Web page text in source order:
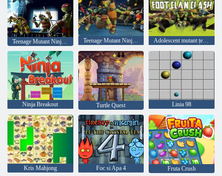
Teenage Mutant Ninja Turtles: Skewer in the Sewer Adolescent mutant țestoase țestoase clan clan clan
Ninja Breakout Turtle Quest Linia 98
Kris Mahjong Foc si Apa 4 Fruta Crush